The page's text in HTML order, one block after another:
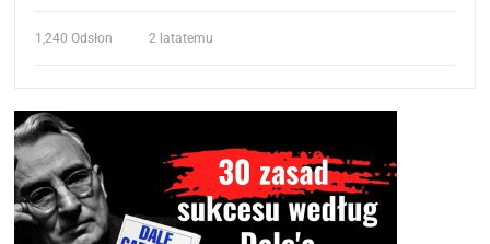
1,240 Odsłon 2 latatemu